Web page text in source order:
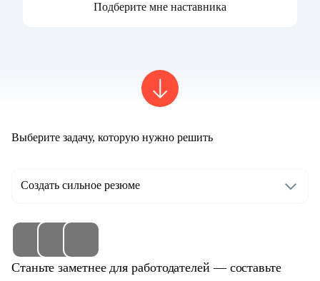
Подберите мне наставника
Выберите задачу, которую нужно решить
Создать сильное резюме
Станьте заметнее для работодателей — составьте